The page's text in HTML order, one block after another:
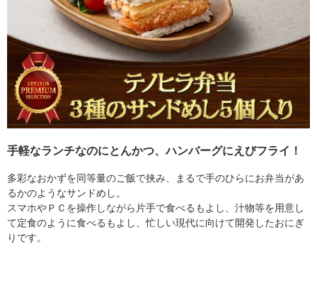
手軽なランチなのにとんかつ、ハンバーグにえびフライ！
多彩なおかずを同等量のご飯で挟み、まるで手のひらにお弁当があ
るかのようなサンドめし。
スマホやＰＣを操作しながら片手で食べるもよし、汁物等を用意し
て定食のように食べるもよし、忙しい現代に向けて開発したおにぎ
りです。